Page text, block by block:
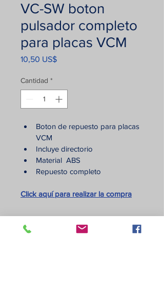
VC-SW boton
pulsador completo
para placas VCM
10,50 US$Precio
Cantidad *
Boton de repuesto para placas
VCM
Incluye directorio
Material  ABS
Repuesto completo
Click aquí para realizar la compra
GARANTÍA